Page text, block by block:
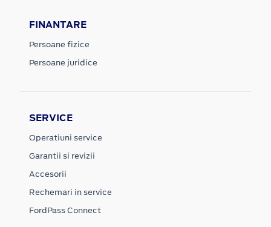
FINANTARE
Persoane fizice
Persoane juridice
SERVICE
Operatiuni service
Garantii si revizii
Accesorii
Rechemari in service
FordPass Connect